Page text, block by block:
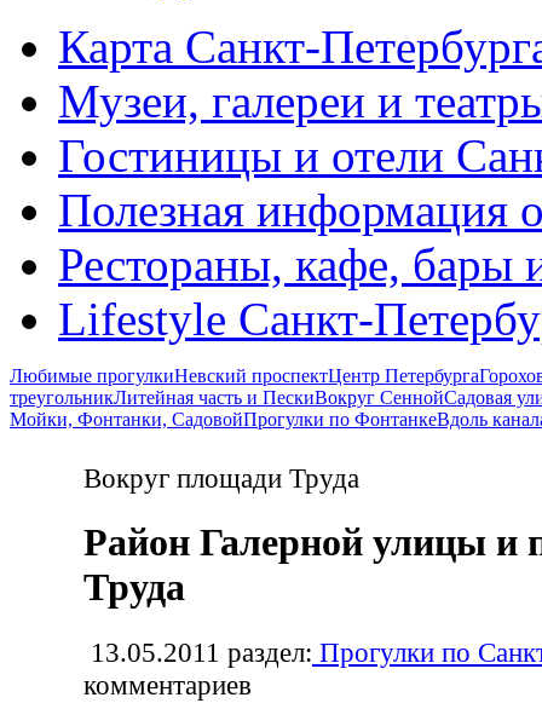
Карта Санкт-
Музеи, галереи и
Гостиницы и отели
Полезная информация
Рестораны, кафе, бары
Lifestyle Санкт-
Любимые прогулкиНевский проспектЦентр Петербурга
треугольникЛитейная часть и ПескиВокруг СеннойСадовая
Мойки, Фонтанки, СадовойПрогулки по ФонтанкеВдоль
Вокруг площади Труда
Район Галерной улицы и
Труда
13.05.2011 раздел: Прогулки по
комментариев